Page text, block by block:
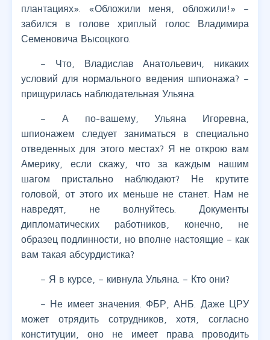
плантациях». «Обложили меня, обложили!» –
забился в голове хриплый голос Владимира
Семеновича Высоцкого.
– Что, Владислав Анатольевич, никаких
условий для нормального ведения шпионажа? –
прищурилась наблюдательная Ульяна.
– А по-вашему, Ульяна Игоревна,
шпионажем следует заниматься в специально
отведенных для этого местах? Я не открою вам
Америку, если скажу, что за каждым нашим
шагом пристально наблюдают? Не крутите
головой, от этого их меньше не станет. Нам не
навредят, не волнуйтесь. Документы
дипломатических работников, конечно, не
образец подлинности, но вполне настоящие – как
вам такая абсурдистика?
– Я в курсе, – кивнула Ульяна. – Кто они?
– Не имеет значения. ФБР, АНБ. Даже ЦРУ
может отрядить сотрудников, хотя, согласно
конституции, оно не имеет права проводить